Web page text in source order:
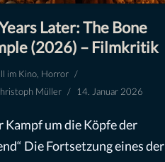
Later: The Bone
(2026) – Filmkritik
im Kino, Horror
Müller 14. Januar 2026
Kampf um die Köpfe der
Die Fortsetzung eines der